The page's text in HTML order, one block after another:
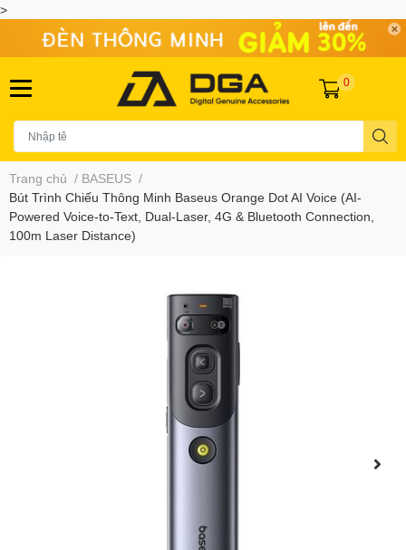
>
0
Trang chủ / BASEUS /
Bút Trình Chiếu Thông Minh Baseus Orange Dot AI Voice (AI-
Powered Voice-to-Text, Dual-Laser, 4G & Bluetooth Connection,
100m Laser Distance)